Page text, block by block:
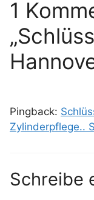
1
Pingback:
Zylinderpflege..
Schreibe